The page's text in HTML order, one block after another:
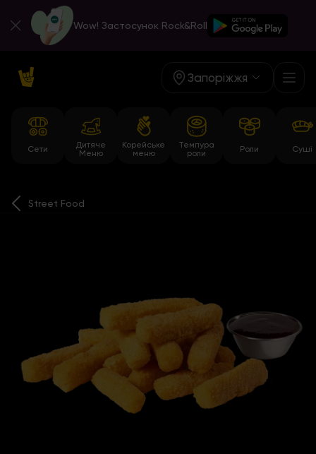
Wow! Застосунок Rock&Roll
Запоріжжя
Сети
Дитяче
Меню
Корейське
меню
Темпура
роли
Роли Суші
Street Food